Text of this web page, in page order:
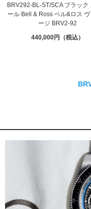
BRV292-BL-ST/SCA ブラック
ール Bell & Ross ベル&ロス
ージ BRV2-92
440,000